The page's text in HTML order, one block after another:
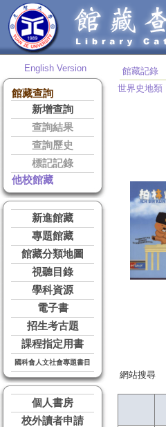
English Version
館藏查詢
新增查詢
查詢結果
查詢歷史
標記記錄
他校館藏
新進館藏
專題館藏
館藏分類地圖
視聽目錄
學科資源
電子書
招生考古題
課程指定用書
國科會人文社會專題書目
個人書房
校外讀者申請
館藏記錄
世界史地類
網站搜尋